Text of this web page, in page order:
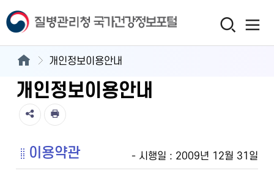
개인정보이용안내
개인정보이용안내
- 시행일 : 2009년 12월 31일
이용약관